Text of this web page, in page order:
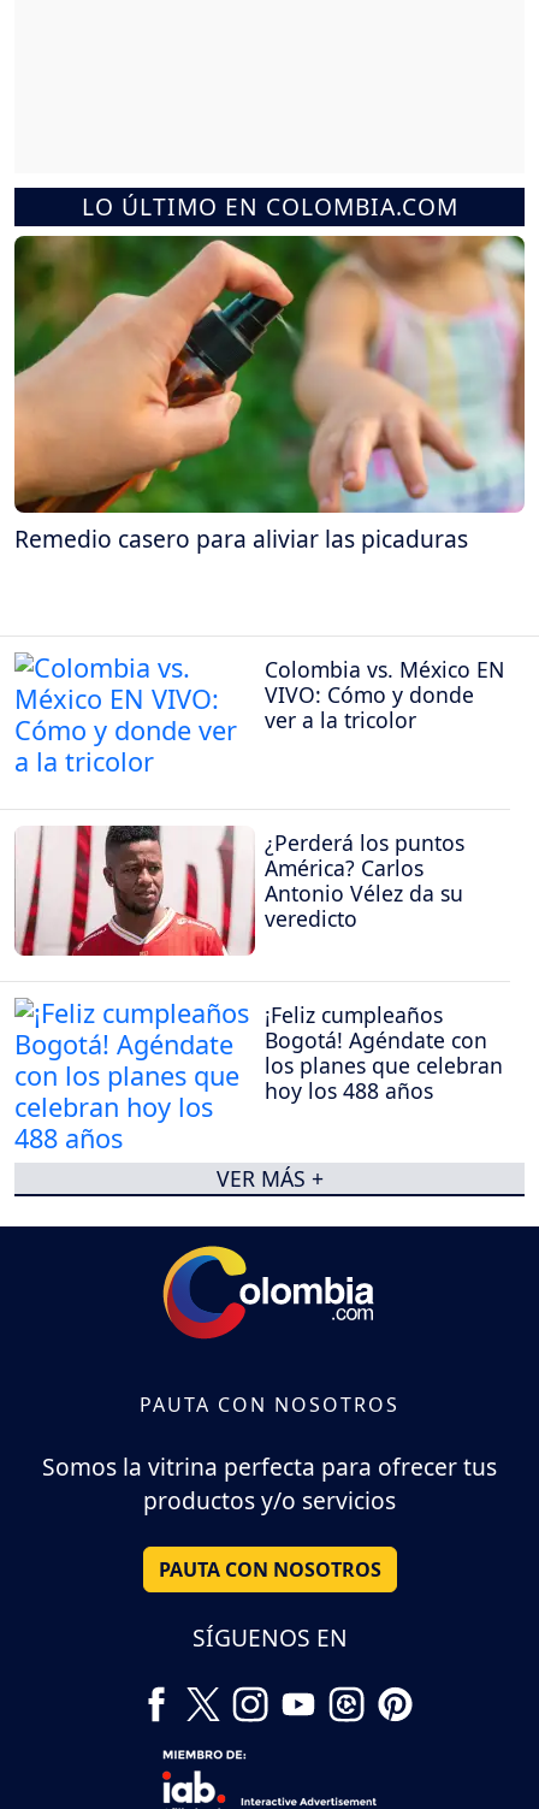
LO ÚLTIMO EN COLOMBIA.COM
Remedio casero para aliviar las picaduras
Colombia vs. México EN
VIVO: Cómo y donde
ver a la tricolor
¿Perderá los puntos
América? Carlos
Antonio Vélez da su
veredicto
¡Feliz cumpleaños
Bogotá! Agéndate con
los planes que celebran
hoy los 488 años
VER MÁS +
PAUTA CON NOSOTROS
Somos la vitrina perfecta para ofrecer tus
productos y/o servicios
PAUTA CON NOSOTROS
SÍGUENOS EN